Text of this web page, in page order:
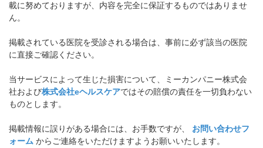
載に努めておりますが、内容を完全に保証するものではありませ
ん。
掲載されている医院を受診される場合は、事前に必ず該当の医院
に直接ご確認ください。
当サービスによって生じた損害について、ミーカンパニー株式会
社および株式会社eヘルスケアではその賠償の責任を一切負わない
ものとします。
掲載情報に誤りがある場合には、お手数ですが、 お問い合わせフ
ォーム からご連絡をいただけますようお願いいたします。